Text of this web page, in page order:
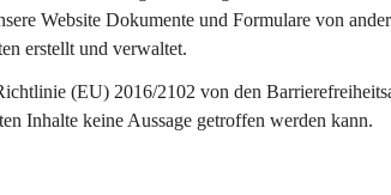
Website Dokumente und Formulare von
erstellt und verwaltet.
(EU) 2016/2102 von den
Inhalte keine Aussage getroffen werden kann.